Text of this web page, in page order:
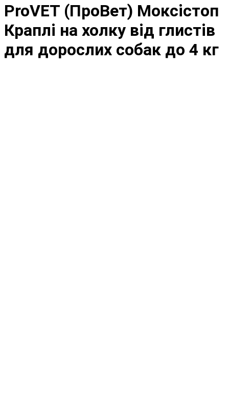
ProVET (ПроВет) Моксістоп
Краплі на холку від глистів
для дорослих собак до 4 кг